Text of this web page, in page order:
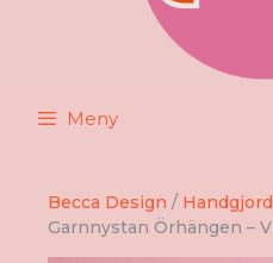
Meny
Becca Design /
Garnnystan Örhängen –